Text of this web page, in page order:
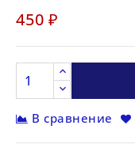
450 ₽
В сравнение